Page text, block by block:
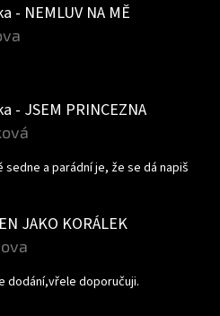
- NEMLUV NA MĚ
je 5 z 5 hvězdiček.
- JSEM PRINCEZNA
je 5 z 5 hvězdiček.
a parádní je, že se dá napiš
JAKO KORÁLEK
je 5 z 5 hvězdiček.
dodání,vřele doporučuji.